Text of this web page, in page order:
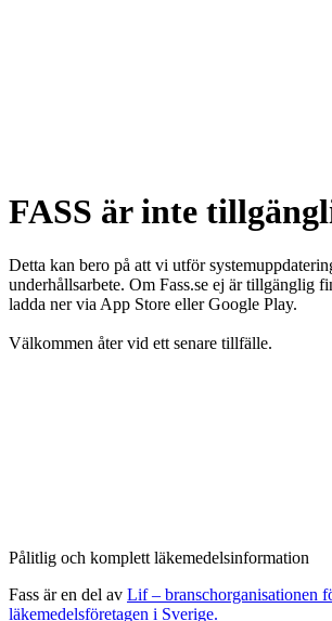
FASS är inte
Detta kan bero på att vi utför
underhållsarbete. Om Fass.se ej är tillgänglig
ladda ner via App Store eller Google Play.
Välkommen åter vid ett senare tillfälle.
Pålitlig och komplett läkemedelsinformation
Fass är en del av Lif – branschorganisationen
läkemedelsföretagen i Sverige.